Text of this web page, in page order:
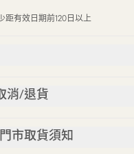
距有效日期前120日以上
消/退貨
市取貨須知